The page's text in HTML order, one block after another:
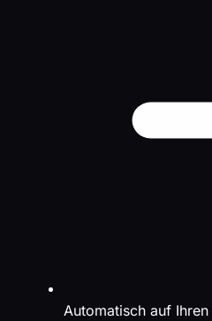
Automatisch auf